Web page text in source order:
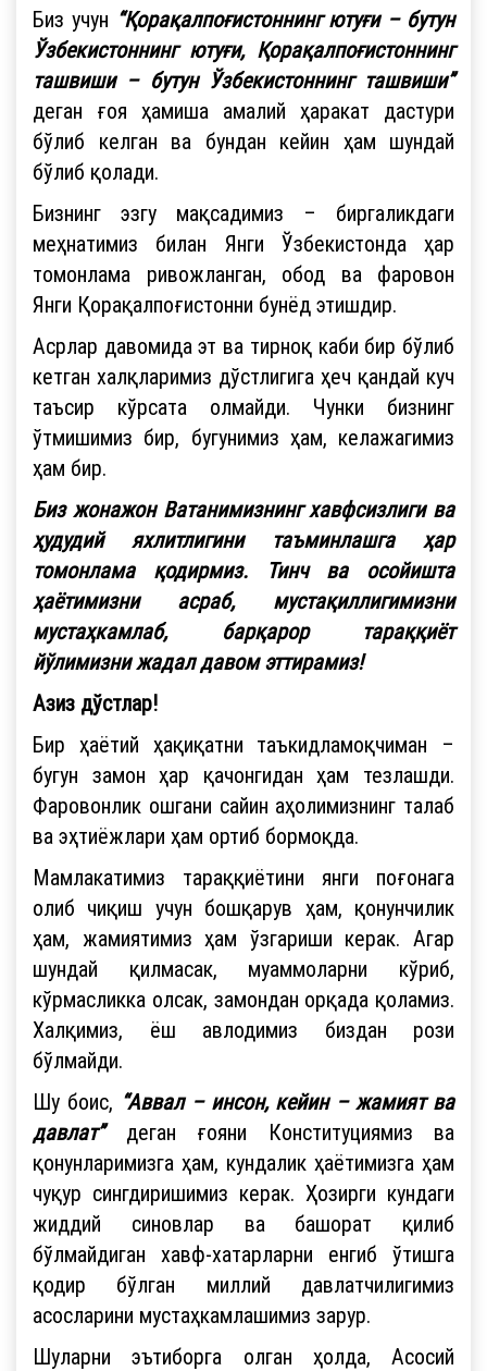
Биз учун “Қорақалпоғистоннинг ютуғи – бутун
Ўзбекистоннинг ютуғи, Қорақалпоғистоннинг
ташвиши – бутун Ўзбекистоннинг ташвиши”
деган ғоя ҳамиша амалий ҳаракат дастури
бўлиб келган ва бундан кейин ҳам шундай
бўлиб қолади.
Бизнинг эзгу мақсадимиз – биргаликдаги
меҳнатимиз билан Янги Ўзбекистонда ҳар
томонлама ривожланган, обод ва фаровон
Янги Қорақалпоғистонни бунёд этишдир.
Асрлар давомида эт ва тирноқ каби бир бўлиб
кетган халқларимиз дўстлигига ҳеч қандай куч
таъсир кўрсата олмайди. Чунки бизнинг
ўтмишимиз бир, бугунимиз ҳам, келажагимиз
ҳам бир.
Биз жонажон Ватанимизнинг хавфсизлиги ва
ҳудудий яхлитлигини таъминлашга ҳар
томонлама қодирмиз. Тинч ва осойишта
ҳаётимизни асраб, мустақиллигимизни
мустаҳкамлаб, барқарор тараққиёт
йўлимизни жадал давом эттирамиз!
Азиз дўстлар!
Бир ҳаётий ҳақиқатни таъкидламоқчиман –
бугун замон ҳар қачонгидан ҳам тезлашди.
Фаровонлик ошгани сайин аҳолимизнинг талаб
ва эҳтиёжлари ҳам ортиб бормоқда.
Мамлакатимиз тараққиётини янги поғонага
олиб чиқиш учун бошқарув ҳам, қонунчилик
ҳам, жамиятимиз ҳам ўзгариши керак. Агар
шундай қилмасак, муаммоларни кўриб,
кўрмасликка олсак, замондан орқада қоламиз.
Халқимиз, ёш авлодимиз биздан рози
бўлмайди.
Шу боис, “Аввал – инсон, кейин – жамият ва
давлат”деган ғояни Конституциямиз ва
қонунларимизга ҳам, кундалик ҳаётимизга ҳам
чуқур сингдиришимиз керак. Ҳозирги кундаги
жиддий синовлар ва башорат қилиб
бўлмайдиган хавф-хатарларни енгиб ўтишга
қодир бўлган миллий давлатчилигимиз
асосларини мустаҳкамлашимиз зарур.
Шуларни эътиборга олган ҳолда, Асосий